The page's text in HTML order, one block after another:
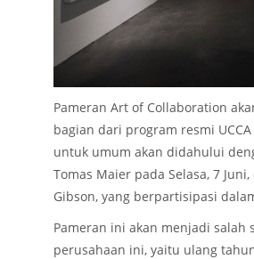
Pameran Art of Collaboration
bagian dari program resmi
untuk umum akan didahului
Tomas Maier pada Selasa, 7
Gibson, yang berpartisipasi
Pameran ini akan menjadi salah
perusahaan ini, yaitu ulang